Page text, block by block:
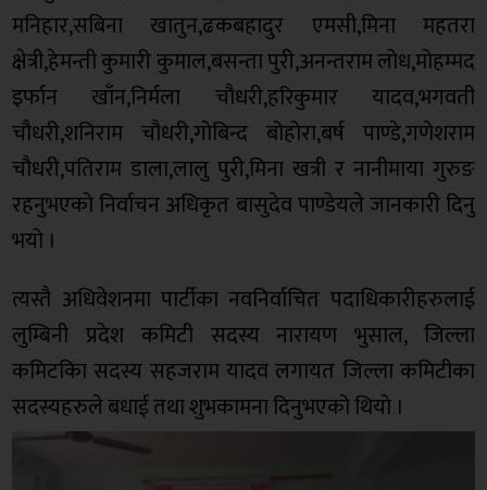
मनिहार,सबिना खातुन,ढकबहादुर एमसी,मिना महतरा
क्षेत्री,हेमन्ती कुमारी कुमाल,बसन्ता पुरी,अनन्तराम लोध,मोहम्मद
इर्फान खाँन,निर्मला चौधरी,हरिकुमार यादव,भगवती
चौधरी,शनिराम चौधरी,गोबिन्द बोहोरा,बर्ष पाण्डे,गणेशराम
चौधरी,पतिराम डाला,लालु पुरी,मिना खत्री र नानीमाया गुरुङ
रहनुभएको निर्वाचन अधिकृत बासुदेव पाण्डेयले जानकारी दिनु
भयो ।
त्यस्तै अधिवेशनमा पार्टीका नवनिर्वाचित पदाधिकारीहरुलाई
लुम्बिनी प्रदेश कमिटी सदस्य नारायण भुसाल, जिल्ला
कमिटकिा सदस्य सहजराम यादव लगायत जिल्ला कमिटीका
सदस्यहरुले बधाई तथा शुभकामना दिनुभएको थियो ।